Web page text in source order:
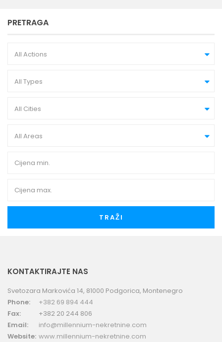
PRETRAGA
All Actions
All Types
All Cities
All Areas
TRAŽI
KONTAKTIRAJTE NAS
Svetozara Markovića 14, 81000 Podgorica, Montenegro
Phone:
+382 69 894 444
Fax:
+382 20 244 806
Email:
info@millennium-nekretnine.com
Website: www.millennium-nekretnine.com